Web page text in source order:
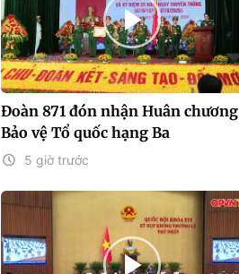
Đoàn 871 đón nhận Huân chương
Bảo vệ Tổ quốc hạng Ba
5 giờ trước